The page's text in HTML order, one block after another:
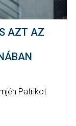
AZT AZ
Patrikot